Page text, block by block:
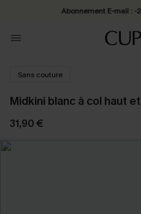
Abonnement E-mail : -
Sans couture
Midkini blanc à col haut
31,90 €